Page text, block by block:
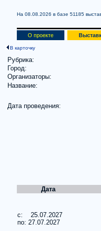
На 08.08.2026 в базе 51185
О проекте
В карточку
Рубрика:
Город:
Организаторы:
Название:
Дата проведения:
Дата
c: 25.07.2027
по: 27.07.2027